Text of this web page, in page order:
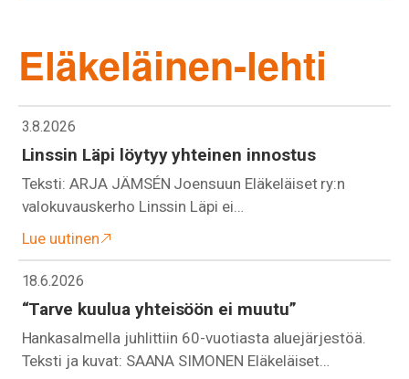
Eläkeläinen-lehti
3.8.2026
Linssin Läpi löytyy yhteinen innostus
Teksti: ARJA JÄMSÉN Joensuun Eläkeläiset ry:n
valokuvauskerho Linssin Läpi ei…
Lue uutinen
18.6.2026
“Tarve kuulua yhteisöön ei muutu”
Hankasalmella juhlittiin 60-vuotiasta aluejärjestöä.
Teksti ja kuvat: SAANA SIMONEN Eläkeläiset…